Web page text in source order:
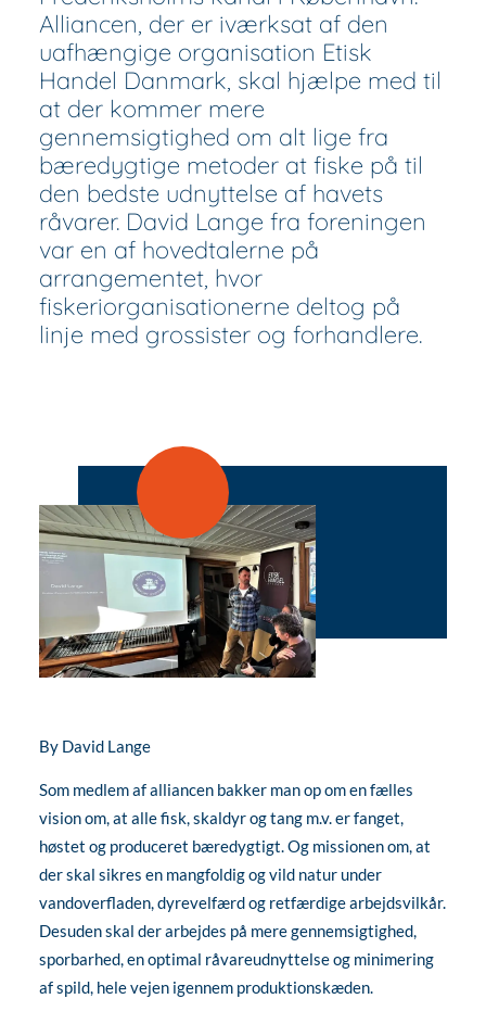
Alliancen, der er iværksat af den
uafhængige organisation Etisk
Handel Danmark, skal hjælpe med til
at der kommer mere
gennemsigtighed om alt lige fra
bæredygtige metoder at fiske på til
den bedste udnyttelse af havets
råvarer. David Lange fra foreningen
var en af hovedtalerne på
arrangementet, hvor
fiskeriorganisationerne deltog på
linje med grossister og forhandlere.
By David Lange
Som medlem af alliancen bakker man op om en fælles
vision om, at alle fisk, skaldyr og tang m.v. er fanget,
høstet og produceret bæredygtigt. Og missionen om, at
der skal sikres en mangfoldig og vild natur under
vandoverfladen, dyrevelfærd og retfærdige arbejdsvilkår.
Desuden skal der arbejdes på mere gennemsigtighed,
sporbarhed, en optimal råvareudnyttelse og minimering
af spild, hele vejen igennem produktionskæden.